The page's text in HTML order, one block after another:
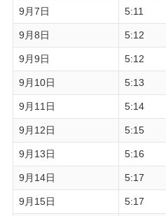
9月7日 5:11
9月8日 5:12
9月9日 5:12
9月10日 5:13
9月11日 5:14
9月12日 5:15
9月13日 5:16
9月14日 5:17
9月15日 5:17